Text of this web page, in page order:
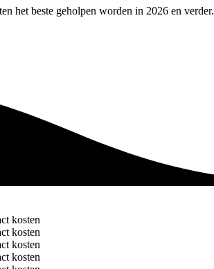
het beste geholpen worden in 2026 en verder.